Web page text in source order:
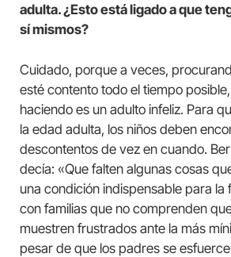
adulta. ¿Esto está ligado a que
sí mismos?
Cuidado, porque a veces,
esté contento todo el tiempo
haciendo es un adulto infeliz. Para
la edad adulta, los niños deben
descontentos de vez en cuando.
decía: «Que falten algunas cosas
una condición indispensable para la
con familias que no comprenden
muestren frustrados ante la más
pesar de que los padres se